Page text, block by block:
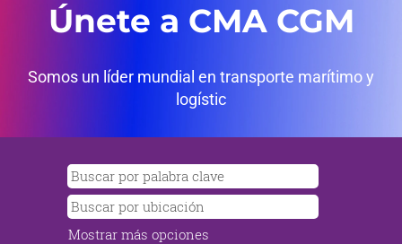
Únete a CMA CGM
Somos un líder mundial en transporte marítimo y
logístic
Mostrar más opciones